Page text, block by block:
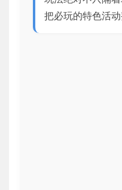
把必玩的特色活动